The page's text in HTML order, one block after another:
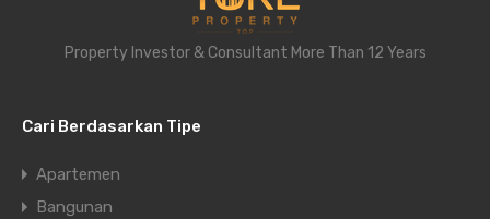
Property Investor & Consultant More Than 12 Years
Cari Berdasarkan Tipe
Apartemen
Bangunan